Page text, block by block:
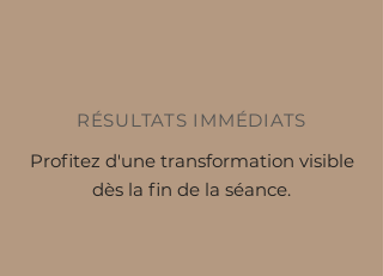
RÉSULTATS IMMÉDIATS
Profitez d'une transformation visible
dès la fin de la séance.